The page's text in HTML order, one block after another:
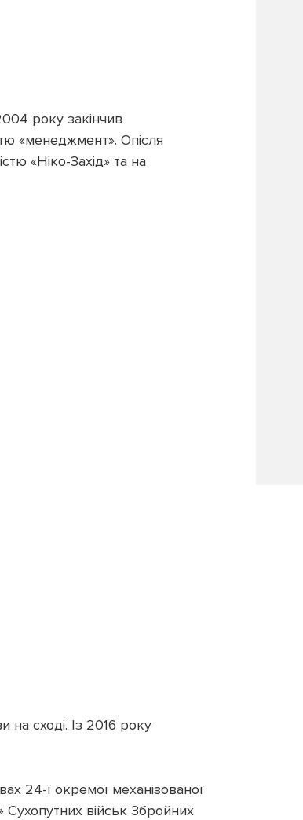
року закінчив
«менеджмент». Опісля
«Ніко-Захід» та на
на сході. Із 2016 року
24-ї окремої механізованої
Сухопутних військ Збройних